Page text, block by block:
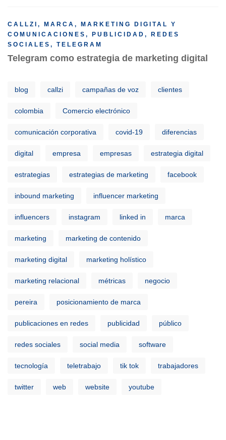
CALLZI , MARCA ,
MARKETING DIGITAL Y
COMUNICACIONES , PUBLICIDAD ,
REDES
SOCIALES , TELEGRAM
Telegram como estrategia de marketing digital
blog callzi campañas de voz clientes
colombia Comercio electrónico
comunicación corporativa covid-19 diferencias
digital empresa empresas estrategia digital
estrategias estrategias de marketing facebook
inbound marketing influencer marketing
influencers instagram linked in marca
marketing marketing de contenido
marketing digital marketing holístico
marketing relacional métricas negocio
pereira posicionamiento de marca
publicaciones en redes publicidad público
redes sociales social media software
tecnología teletrabajo tik tok trabajadores
twitter web website youtube